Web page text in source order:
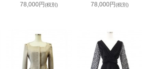
78,000円(税別) 78,000円(税別)